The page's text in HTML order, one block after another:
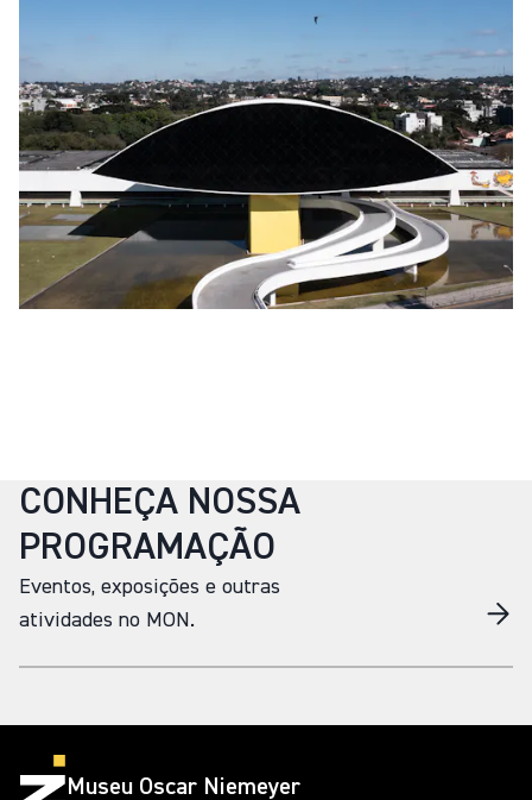
CONHEÇA NOSSA
PROGRAMAÇÃO
Eventos, exposições e outras
atividades no MON.
Museu Oscar Niemeyer